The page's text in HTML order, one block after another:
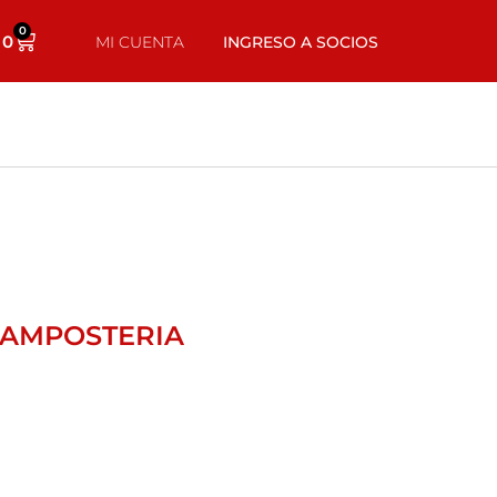
0
MI CUENTA INGRESO A SOCIOS